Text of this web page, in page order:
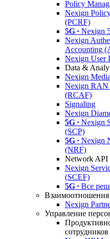
Policy
Nexign
(PCRF)
5G ∙ Nexign
Nexign
Accounting
Nexign User
Data &
Nexign
Nexign RAN
(RCAF)
Signaling
Nexign
5G ∙ Nexign
(SCP)
5G ∙ Nexign
(NRF)
Network API
Nexign
(SCEF)
5G ∙ Все
Взаимоотношения
Nexign
Управление
сотрудников